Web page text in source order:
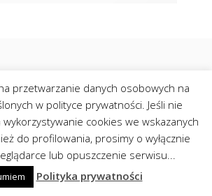
2026
przetwarzanie danych osobowych na
w polityce prywatności. Jeśli nie
wykorzystywanie cookies we wskazanych
do profilowania, prosimy o wyłącznie
lub opuszczenie serwisu...
Polityka prywatności